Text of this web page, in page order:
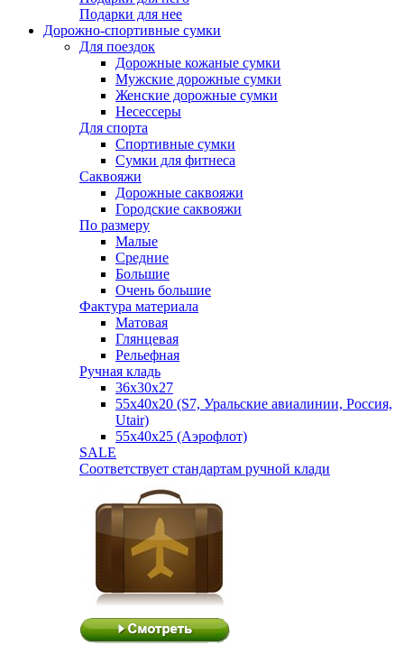
Подарки для нее
Дорожно-спортивные сумки
Для поездок
Дорожные кожаные сумки
Мужские дорожные сумки
Женские дорожные сумки
Несессеры
Для спорта
Спортивные сумки
Сумки для фитнеса
Саквояжи
Дорожные саквояжи
Городские саквояжи
По размеру
Малые
Средние
Большие
Очень большие
Фактура материала
Матовая
Глянцевая
Рельефная
Ручная кладь
36х30x27
55х40х20 (S7, Уральские авиалинии, Россия,
Utair)
55х40х25 (Аэрофлот)
SALE
Соответствует стандартам ручной клади